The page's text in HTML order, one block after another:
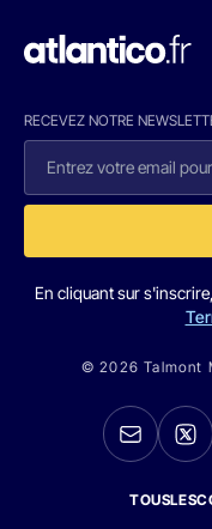
RECEVEZ NOTRE
En cliquant sur
© 2026 Talmont